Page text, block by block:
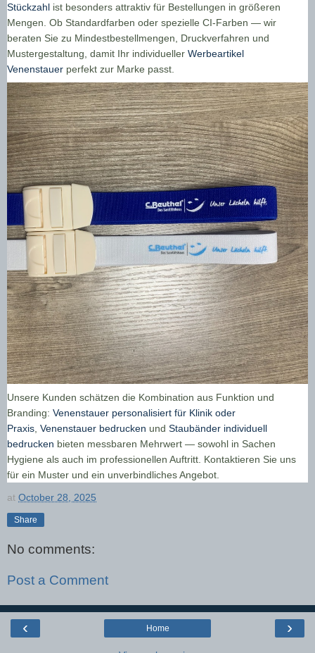
Stückzahl ist besonders attraktiv für Bestellungen in größeren
Mengen. Ob Standardfarben oder spezielle CI-Farben — wir
beraten Sie zu Mindestbestellmengen, Druckverfahren und
Mustergestaltung, damit Ihr individueller Werbeartikel
Venenstauer perfekt zur Marke passt.
Unsere Kunden schätzen die Kombination aus Funktion und
Branding: Venenstauer personalisiert für Klinik oder
Praxis Venenstauer bedrucken und Staubänder individuell
bedrucken bieten messbaren Mehrwert — sowohl in Sachen
Hygiene als auch im professionellen Auftritt. Kontaktieren Sie uns
für ein Muster und ein unverbindliches Angebot.
at October 28, 2025
Share
No comments:
Post a Comment
‹ ›
Home